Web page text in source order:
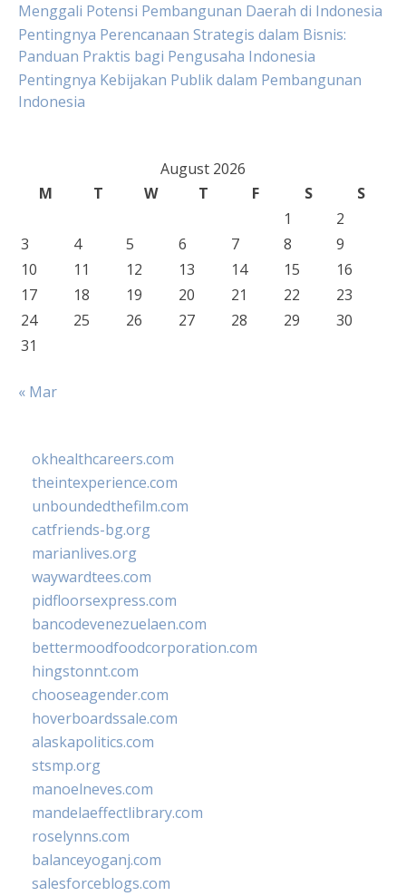
Menggali Potensi Pembangunan Daerah di Indonesia
Pentingnya Perencanaan Strategis dalam Bisnis:
Panduan Praktis bagi Pengusaha Indonesia
Pentingnya Kebijakan Publik dalam Pembangunan
Indonesia
August 2026
M
T W T F S
S
1
2
3
4 5 6 7 8
9
10
11 12 13 14 15
16
17
18 19 20 21 22
23
24
25 26 27 28 29
30
31
« Mar
okhealthcareers.com
theintexperience.com
unboundedthefilm.com
catfriends-bg.org
marianlives.org
waywardtees.com
pidfloorsexpress.com
bancodevenezuelaen.com
bettermoodfoodcorporation.com
hingstonnt.com
chooseagender.com
hoverboardssale.com
alaskapolitics.com
stsmp.org
manoelneves.com
mandelaeffectlibrary.com
roselynns.com
balanceyoganj.com
salesforceblogs.com